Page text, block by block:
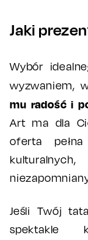
Jaki
Wybór
wyzwaniem,
mu radość i
Art ma dla
oferta
Jeśli Twój
spektakle